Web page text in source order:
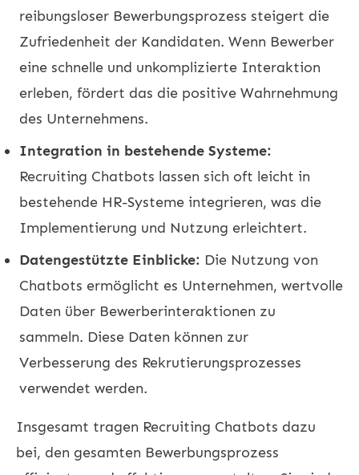
reibungsloser Bewerbungsprozess steigert die
Zufriedenheit der Kandidaten. Wenn Bewerber
eine schnelle und unkomplizierte Interaktion
erleben, fördert das die positive Wahrnehmung
des Unternehmens.
Integration in bestehende Systeme:
Recruiting Chatbots lassen sich oft leicht in
bestehende HR-Systeme integrieren, was die
Implementierung und Nutzung erleichtert.
Datengestützte Einblicke: Die Nutzung von
Chatbots ermöglicht es Unternehmen, wertvolle
Daten über Bewerberinteraktionen zu
sammeln. Diese Daten können zur
Verbesserung des Rekrutierungsprozesses
verwendet werden.
Insgesamt tragen Recruiting Chatbots dazu
bei, den gesamten Bewerbungsprozess